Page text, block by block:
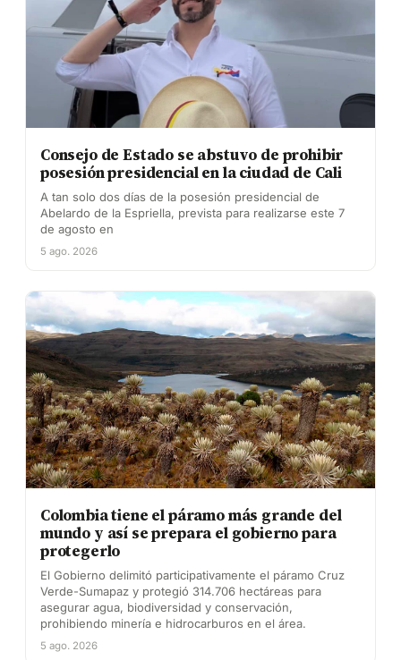
Consejo de Estado se abstuvo de prohibir
posesión presidencial en la ciudad de Cali
A tan solo dos días de la posesión presidencial de
Abelardo de la Espriella, prevista para realizarse este 7
de agosto en
5 ago. 2026
Colombia tiene el páramo más grande del
mundo y así se prepara el gobierno para
protegerlo
El Gobierno delimitó participativamente el páramo Cruz
Verde-Sumapaz y protegió 314.706 hectáreas para
asegurar agua, biodiversidad y conservación,
prohibiendo minería e hidrocarburos en el área.
5 ago. 2026